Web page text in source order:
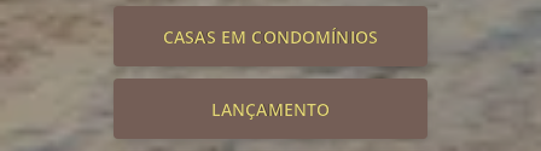
CASAS EM CONDOMÍNIOS
LANÇAMENTO